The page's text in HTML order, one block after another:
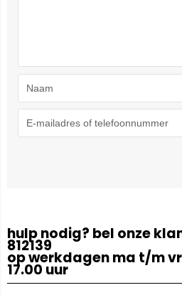
hulp nodig? bel onze
812139
op werkdagen ma t/m
17.00 uur